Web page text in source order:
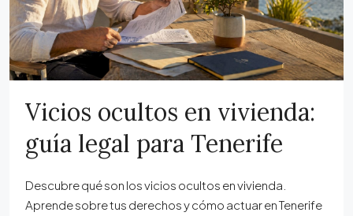
Vicios ocultos en vivienda:
guía legal para Tenerife
Descubre qué son los vicios ocultos en vivienda.
Aprende sobre tus derechos y cómo actuar en Tenerife